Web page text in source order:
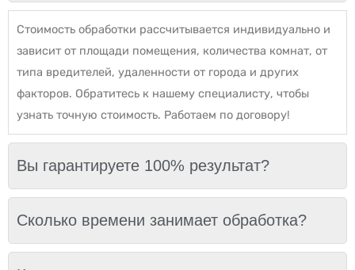
Стоимость обработки рассчитывается индивидуально и
зависит от площади помещения, количества комнат, от
типа вредителей, удаленности от города и других
факторов. Обратитесь к нашему специалисту, чтобы
узнать точную стоимость. Работаем по договору!
Вы гарантируете 100% результат?
Сколько времени занимает обработка?